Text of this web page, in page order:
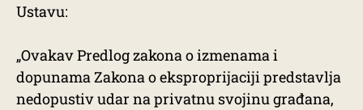
Ustavu:
„Ovakav Predlog zakona o izmenama i
dopunama Zakona o eksproprijaciji predstavlja
nedopustiv udar na privatnu svojinu građana,